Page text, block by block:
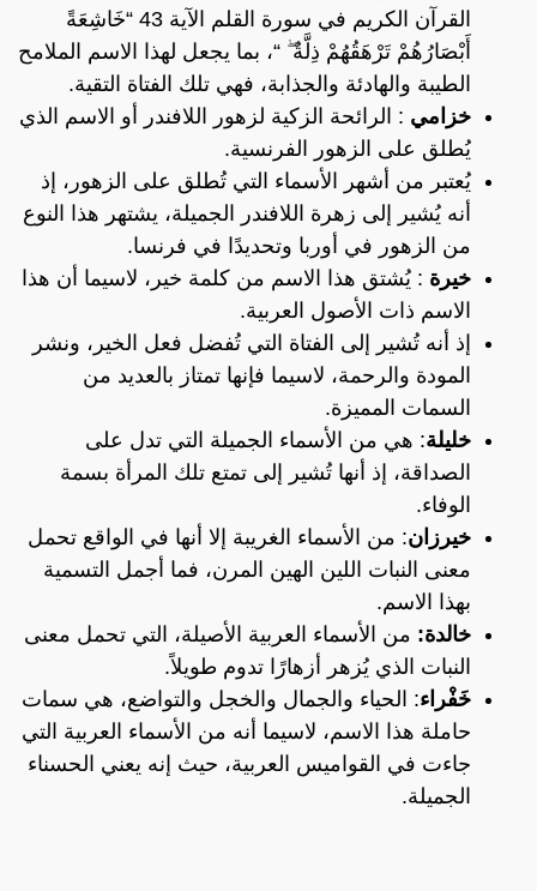
القرآن الكريم في سورة القلم الآية 43 “خَاشِعَةً
أَبْصَارُهُمْ تَرْهَقُهُمْ ذِلَّةٌ ۖ “، بما يجعل لهذا الاسم الملامح
الطيبة والهادئة والجذابة، فهي تلك الفتاة التقية.
خزامي : الرائحة الزكية لزهور اللافندر أو الاسم الذي
يُطلق على الزهور الفرنسية.
يُعتبر من أشهر الأسماء التي تُطلق على الزهور، إذ
أنه يُشير إلى زهرة اللافندر الجميلة، يشتهر هذا النوع
من الزهور في أوربا وتحديدًا في فرنسا.
خيرة : يُشتق هذا الاسم من كلمة خير، لاسيما أن هذا
الاسم ذات الأصول العربية.
إذ أنه تُشير إلى الفتاة التي تُفضل فعل الخير، ونشر
المودة والرحمة، لاسيما فإنها تمتاز بالعديد من
السمات المميزة.
خليلة: هي من الأسماء الجميلة التي تدل على
الصداقة، إذ أنها تُشير إلى تمتع تلك المرأة بسمة
الوفاء.
خيرزان: من الأسماء الغريبة إلا أنها في الواقع تحمل
معنى النبات اللين الهين المرن، فما أجمل التسمية
بهذا الاسم.
خالدة: من الأسماء العربية الأصيلة، التي تحمل معنى
النبات الذي يُزهر أزهارًا تدوم طويلاً.
خَفْراء: الحياء والجمال والخجل والتواضع، هي سمات
حاملة هذا الاسم، لاسيما أنه من الأسماء العربية التي
جاءت في القواميس العربية، حيث إنه يعني الحسناء
الجميلة.